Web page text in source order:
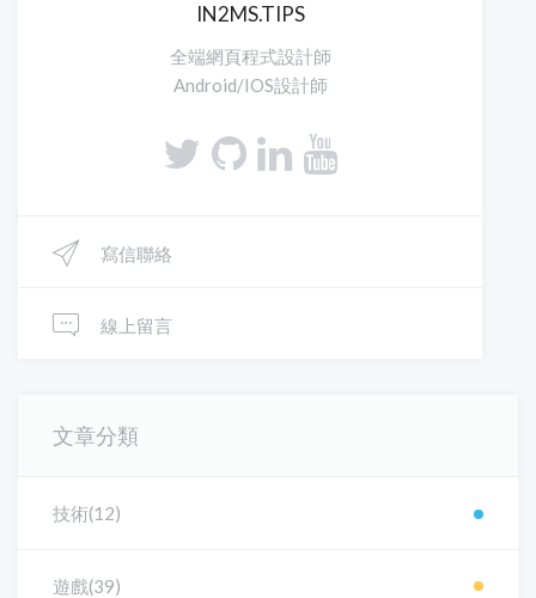
IN2MS.TIPS
全端網頁程式設計師
Android/IOS設計師
寫信聯絡
線上留言
文章分類
技術(12)
遊戲(39)